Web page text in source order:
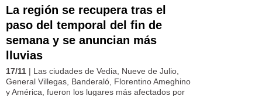
La región se recupera tras el
paso del temporal del fin de
semana y se anuncian más
lluvias
17/11 | Las ciudades de Vedia, Nueve de Julio,
General Villegas, Banderaló, Florentino Ameghino
y América, fueron los lugares más afectados por